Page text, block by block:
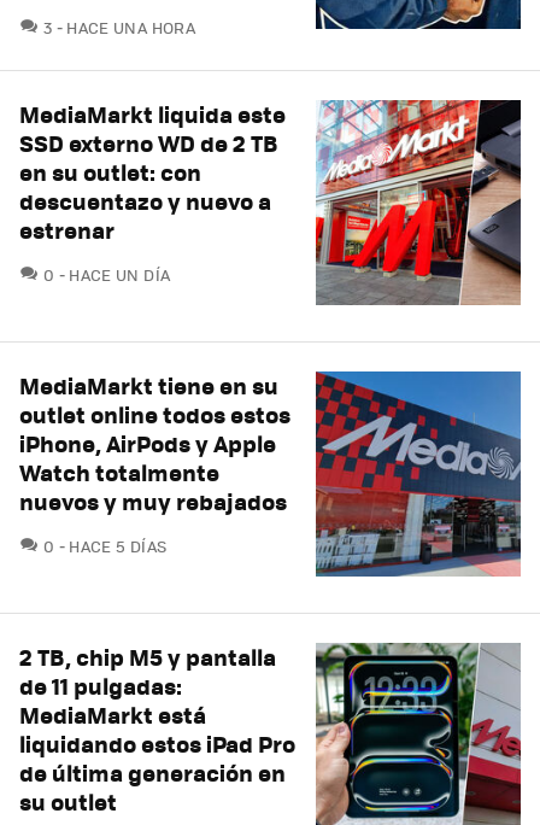
3 COMENTARIOS
HACE UNA HORA
MediaMarkt liquida este
SSD externo WD de 2 TB
en su outlet: con
descuentazo y nuevo a
estrenar
0 COMENTARIOS
HACE UN DÍA
MediaMarkt tiene en su
outlet online todos estos
iPhone, AirPods y Apple
Watch totalmente
nuevos y muy rebajados
0 COMENTARIOS
HACE 5 DÍAS
2 TB, chip M5 y pantalla
de 11 pulgadas:
MediaMarkt está
liquidando estos iPad Pro
de última generación en
su outlet